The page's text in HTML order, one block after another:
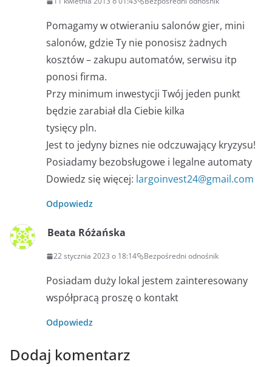
Pomagamy w otwieraniu salonów gier, mini
salonów, gdzie Ty nie ponosisz żadnych
kosztów – zakupu automatów, serwisu itp
ponosi firma.
Przy minimum inwestycji Twój jeden punkt
będzie zarabiał dla Ciebie kilka
tysięcy pln.
Jest to jedyny biznes nie odczuwający kryzysu!
Posiadamy bezobsługowe i legalne automaty
Dowiedz się więcej: largoinvest24@gmail.com
Odpowiedz
Beata Różańska
22 stycznia 2023 o 18:14 Bezpośredni odnośnik
Posiadam duży lokal jestem zainteresowany
współpracą proszę o kontakt
Odpowiedz
Dodaj komentarz